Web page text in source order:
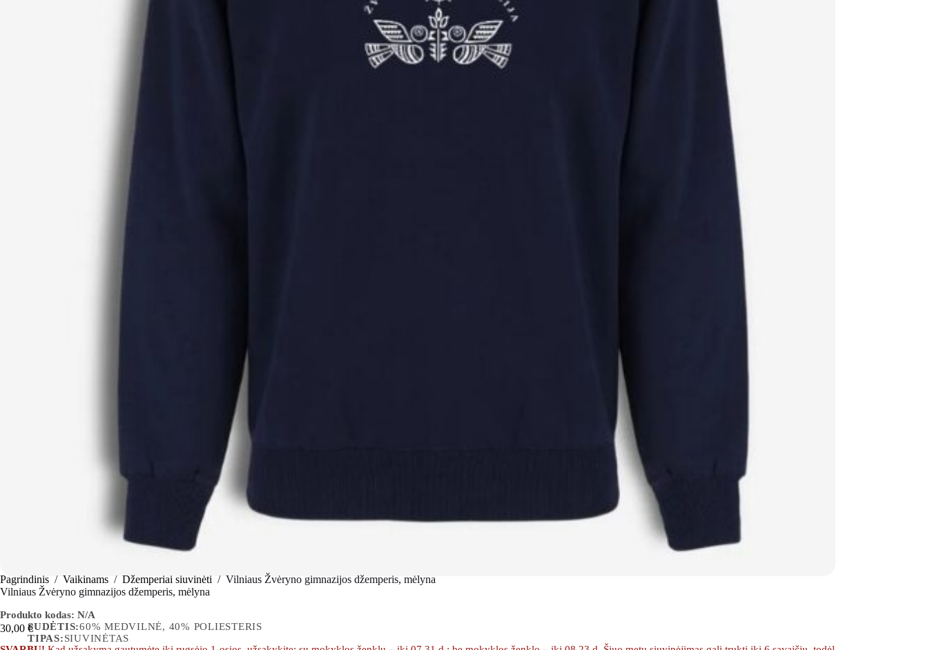
Pagrindinis / Vaikinams / Džemperiai siuvinėti / Vilniaus Žvėryno gimnazijos džemperis, mėlyna
Vilniaus Žvėryno gimnazijos džemperis, mėlyna
Produkto kodas: N/A
SUDĖTIS:60% MEDVILNĖ, 40% POLIESTERIS
TIPAS:SIUVINĖTAS
30,00 €